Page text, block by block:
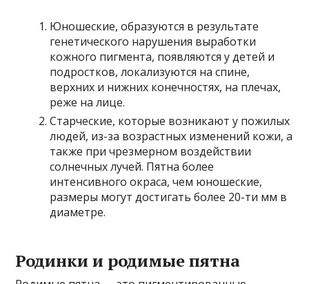
Юношеские, образуются в результате
генетического нарушения выработки
кожного пигмента, появляются у детей и
подростков, локализуются на спине,
верхних и нижних конечностях, на плечах,
реже на лице.
Старческие, которые возникают у пожилых
людей, из-за возрастных изменений кожи, а
также при чрезмерном воздействии
солнечных лучей. Пятна более
интенсивного окраса, чем юношеские,
размеры могут достигать более 20-ти мм в
диаметре.
Родинки и родимые пятна